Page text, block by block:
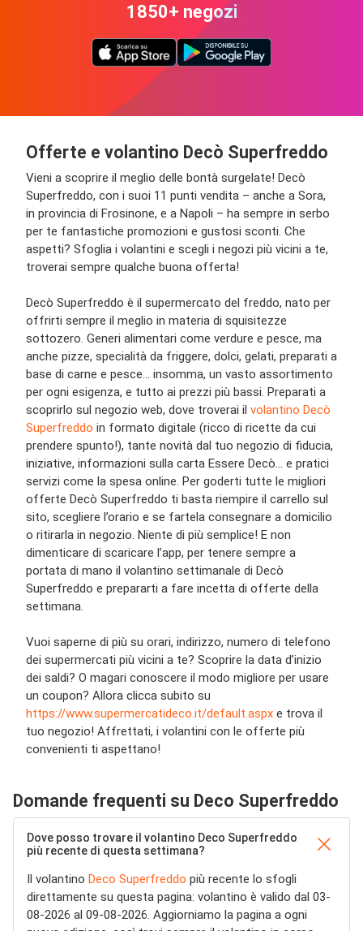
1850+ negozi
Offerte e volantino Decò Superfreddo
Vieni a scoprire il meglio delle bontà surgelate! Decò
Superfreddo, con i suoi 11 punti vendita – anche a Sora,
in provincia di Frosinone, e a Napoli – ha sempre in serbo
per te fantastiche promozioni e gustosi sconti. Che
aspetti? Sfoglia i volantini e scegli i negozi più vicini a te,
troverai sempre qualche buona offerta!
Decò Superfreddo è il supermercato del freddo, nato per
offrirti sempre il meglio in materia di squisitezze
sottozero. Generi alimentari come verdure e pesce, ma
anche pizze, specialità da friggere, dolci, gelati, preparati a
base di carne e pesce… insomma, un vasto assortimento
per ogni esigenza, e tutto ai prezzi più bassi. Preparati a
scoprirlo sul negozio web, dove troverai il volantino Decò
Superfreddo in formato digitale (ricco di ricette da cui
prendere spunto!), tante novità dal tuo negozio di fiducia,
iniziative, informazioni sulla carta Essere Decò… e pratici
servizi come la spesa online. Per goderti tutte le migliori
offerte Decò Superfreddo ti basta riempire il carrello sul
sito, scegliere l’orario e se fartela consegnare a domicilio
o ritirarla in negozio. Niente di più semplice! E non
dimenticare di scaricare l’app, per tenere sempre a
portata di mano il volantino settimanale di Decò
Superfreddo e prepararti a fare incetta di offerte della
settimana.
Vuoi saperne di più su orari, indirizzo, numero di telefono
dei supermercati più vicini a te? Scoprire la data d’inizio
dei saldi? O magari conoscere il modo migliore per usare
un coupon? Allora clicca subito su
https://www.supermercatideco.it/default.aspx e trova il
tuo negozio! Affrettati, i volantini con le offerte più
convenienti ti aspettano!
Domande frequenti su Deco Superfreddo
Dove posso trovare il volantino Deco Superfreddo
più recente di questa settimana?
Il volantino Deco Superfreddo più recente lo sfogli
direttamente su questa pagina: volantino è valido dal 03-
08-2026 al 09-08-2026. Aggiorniamo la pagina a ogni